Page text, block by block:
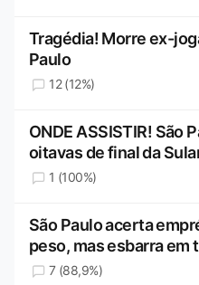
Tragédia! Morre ex-
Paulo
12 (12%)
ONDE ASSISTIR! São
oitavas de final da
1 (100%)
São Paulo acerta
peso, mas esbarra em
7 (88,9%)